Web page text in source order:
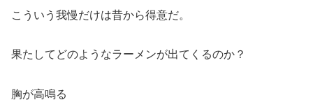
こういう我慢だけは昔から得意だ。
果たしてどのようなラーメンが出てくるのか？
胸が高鳴る